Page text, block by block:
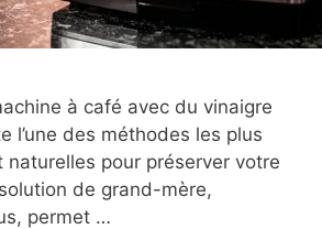
à café avec du vinaigre
l’une des méthodes les plus
naturelles pour préserver votre
de grand-mère,
permet …